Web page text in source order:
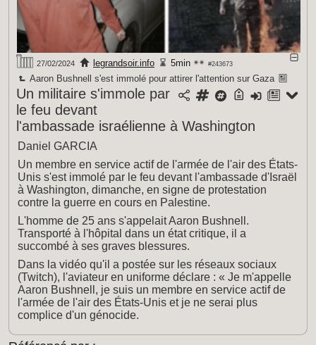
27/02/2024 legrandsoir.info 5min #243673
Aaron Bushnell s'est immolé pour attirer l'attention sur Gaza
Un militaire s'immole par
le feu devant
l'ambassade israélienne à Washington
Daniel GARCIA
Un membre en service actif de l'armée de l'air des États-
Unis s'est immolé par le feu devant l'ambassade d'Israël
à Washington, dimanche, en signe de protestation
contre la guerre en cours en Palestine.
L'homme de 25 ans s'appelait Aaron Bushnell.
Transporté à l'hôpital dans un état critique, il a
succombé à ses graves blessures.
Dans la vidéo qu'il a postée sur les réseaux sociaux
(Twitch), l'aviateur en uniforme déclare : « Je m'appelle
Aaron Bushnell, je suis un membre en service actif de
l'armée de l'air des États-Unis et je ne serai plus
complice d'un génocide.